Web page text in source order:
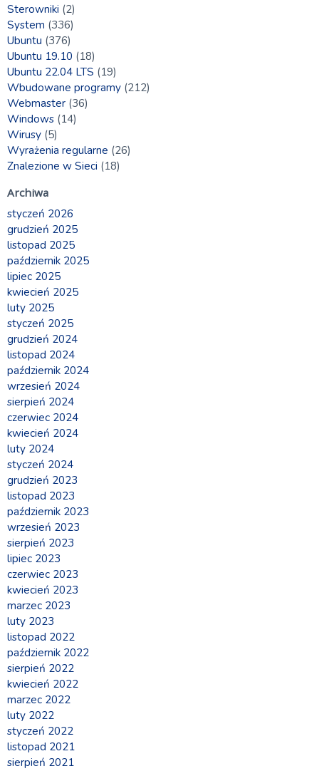
Sterowniki (2)
System (336)
Ubuntu (376)
Ubuntu 19.10 (18)
Ubuntu 22.04 LTS (19)
Wbudowane programy (212)
Webmaster (36)
Windows (14)
Wirusy (5)
Wyrażenia regularne (26)
Znalezione w Sieci (18)
Archiwa
styczeń 2026
grudzień 2025
listopad 2025
październik 2025
lipiec 2025
kwiecień 2025
luty 2025
styczeń 2025
grudzień 2024
listopad 2024
październik 2024
wrzesień 2024
sierpień 2024
czerwiec 2024
kwiecień 2024
luty 2024
styczeń 2024
grudzień 2023
listopad 2023
październik 2023
wrzesień 2023
sierpień 2023
lipiec 2023
czerwiec 2023
kwiecień 2023
marzec 2023
luty 2023
listopad 2022
październik 2022
sierpień 2022
kwiecień 2022
marzec 2022
luty 2022
styczeń 2022
listopad 2021
sierpień 2021